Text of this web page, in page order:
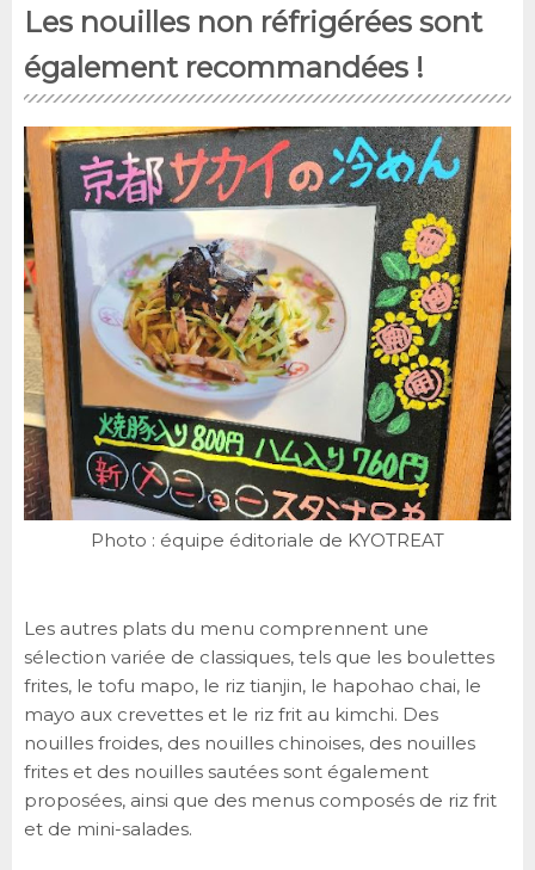
Les nouilles non réfrigérées sont
également recommandées !
Photo : équipe éditoriale de KYOTREAT
Les autres plats du menu comprennent une
sélection variée de classiques, tels que les boulettes
frites, le tofu mapo, le riz tianjin, le hapohao chai, le
mayo aux crevettes et le riz frit au kimchi. Des
nouilles froides, des nouilles chinoises, des nouilles
frites et des nouilles sautées sont également
proposées, ainsi que des menus composés de riz frit
et de mini-salades.